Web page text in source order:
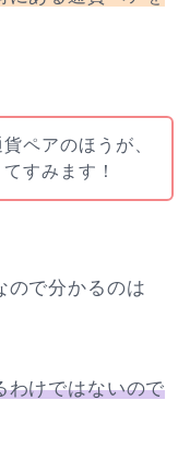
ペアのほうが、
すみます！
ので分かるのは
わけではないので